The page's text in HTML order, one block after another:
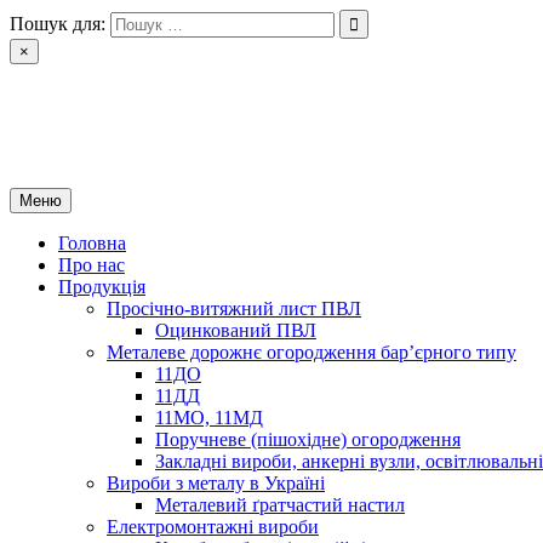
Перейти
до
вмісту
Пошук для:
×
Меню
Головна
Про нас
Продукція
Просічно-витяжний лист ПВЛ
Оцинкований ПВЛ
Металеве дорожнє огородження бар’єрного типу
11ДО
11ДД
11МО, 11МД
Поручневе (пішохідне) огородження
Закладні вироби, анкерні вузли,
Вироби з металу в Україні
Металевий ґратчастий настил
Електромонтажні вироби